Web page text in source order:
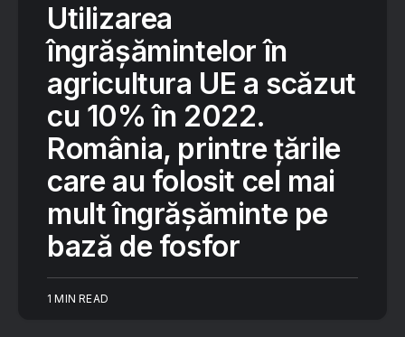
Utilizarea
îngrășămintelor în
agricultura UE a scăzut
cu 10% în 2022.
România, printre țările
care au folosit cel mai
mult îngrășăminte pe
bază de fosfor
1 MIN READ